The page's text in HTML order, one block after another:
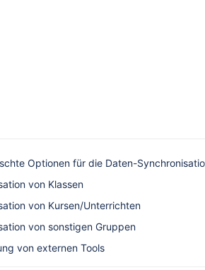
Optionen für die Daten-
von Klassen
von Kursen/Unterrichten
von sonstigen Gruppen
von externen Tools